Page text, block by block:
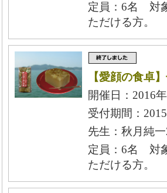
定員：6名 対
ただける方。
【愛顔の食卓
開催日：2016
受付期間：
先生：秋月純
定員：6名 対
ただける方。